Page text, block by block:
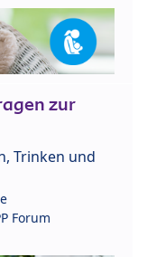
zur
Trinken und
Forum